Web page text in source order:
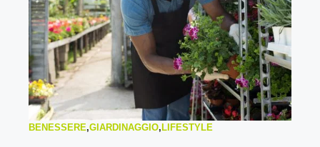
BENESSERE,GIARDINAGGIO, LIFESTYLE